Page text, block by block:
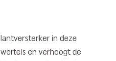
in deze
en verhoogt de